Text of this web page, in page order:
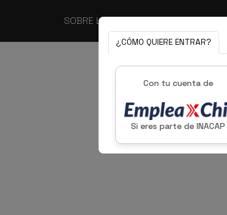
SOBRE LA FERIA MODALIDAD ONLINE
¿CÓMO QUIERE ENTRAR?
Con tu cuenta de
Si eres parte de INACAP